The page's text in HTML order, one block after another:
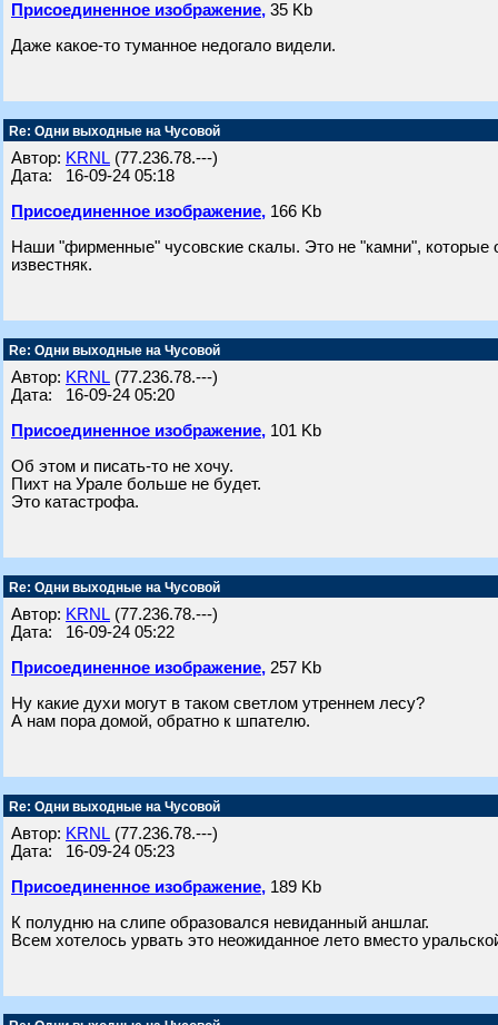
Присоединенное изображение, 35 Kb
Даже какое-то туманное недогало видели.
Re: Одни выходные на Чусовой
Автор: KRNL (77.236.78.---)
Дата: 16-09-24 05:18
Присоединенное изображение, 166 Kb
Наши "фирменные" чусовские скалы. Это не "камни", которые
известняк.
Re: Одни выходные на Чусовой
Автор: KRNL (77.236.78.---)
Дата: 16-09-24 05:20
Присоединенное изображение, 101 Kb
Об этом и писать-то не хочу.
Пихт на Урале больше не будет.
Это катастрофа.
Re: Одни выходные на Чусовой
Автор: KRNL (77.236.78.---)
Дата: 16-09-24 05:22
Присоединенное изображение, 257 Kb
Ну какие духи могут в таком светлом утреннем лесу?
А нам пора домой, обратно к шпателю.
Re: Одни выходные на Чусовой
Автор: KRNL (77.236.78.---)
Дата: 16-09-24 05:23
Присоединенное изображение, 189 Kb
К полудню на слипе образовался невиданный аншлаг.
Всем хотелось урвать это неожиданное лето вместо